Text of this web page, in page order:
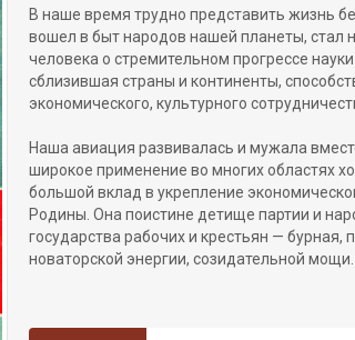
В наше время трудно представить жизнь
вошел в быт народов нашей планеты, стал
человека о стремительном прогрессе
сблизившая страны и континенты,
экономического, культурного
Наша авиация развивалась и мужала
широкое применение во многих областях
большой вклад в укрепление
Родины. Она поистине детище партии и
государства рабочих и крестьян —
новаторской энергии, созидательной мощи.